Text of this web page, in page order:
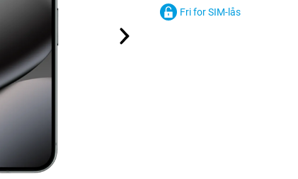
Fri for SIM-lås